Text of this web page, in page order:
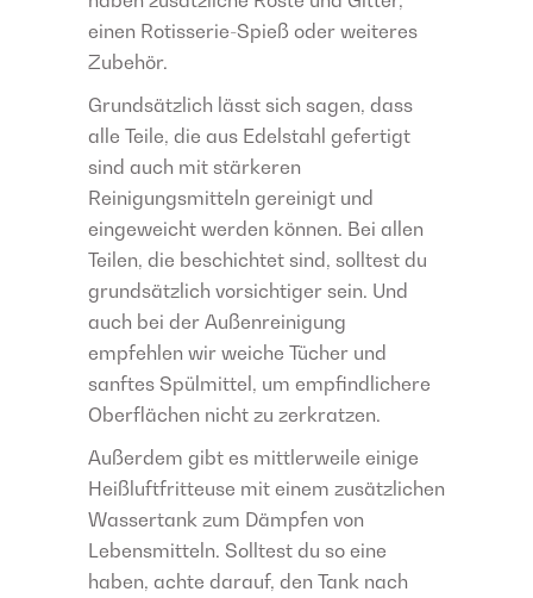
einen Rotisserie-Spieß oder weiteres
Zubehör.
Grundsätzlich lässt sich sagen, dass
alle Teile, die aus Edelstahl gefertigt
sind auch mit stärkeren
Reinigungsmitteln gereinigt und
eingeweicht werden können. Bei allen
Teilen, die beschichtet sind, solltest du
grundsätzlich vorsichtiger sein. Und
auch bei der Außenreinigung
empfehlen wir weiche Tücher und
sanftes Spülmittel, um empfindlichere
Oberflächen nicht zu zerkratzen.
Außerdem gibt es mittlerweile einige
Heißluftfritteuse mit einem zusätzlichen
Wassertank zum Dämpfen von
Lebensmitteln. Solltest du so eine
haben, achte darauf, den Tank nach